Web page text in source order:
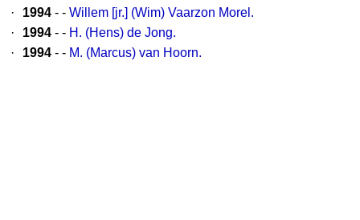
·
1994 - - Willem [jr.] (Wim) Vaarzon Morel.
·
1994 - - H. (Hens) de Jong.
·
1994 - - M. (Marcus) van Hoorn.